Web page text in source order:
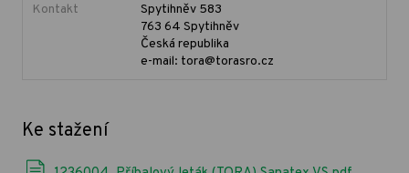
Kontakt
Spytihněv 583
763 64 Spytihněv
Česká republika
e-mail: tora@torasro.cz
Ke stažení